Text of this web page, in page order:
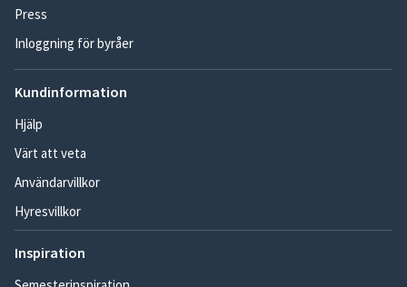
Press
Inloggning för byråer
Kundinformation
Hjälp
Värt att veta
Användarvillkor
Hyresvillkor
Inspiration